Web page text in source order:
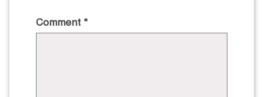
Comment *